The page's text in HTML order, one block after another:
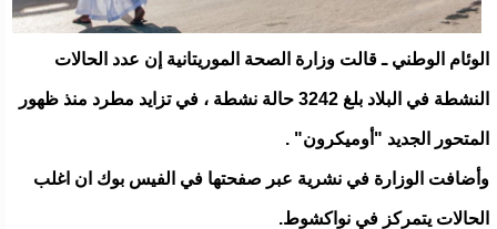
الوئام الوطني ـ قالت وزارة الصحة الموريتانية إن عدد الحالات
النشطة في البلاد بلغ 3242 حالة نشطة ، في تزايد مطرد منذ ظهور
المتحور الجديد "أوميكرون" .
وأضافت الوزارة في نشرية عبر صفحتها في الفيس بوك ان اغلب
الحالات يتمركز في نواكشوط.